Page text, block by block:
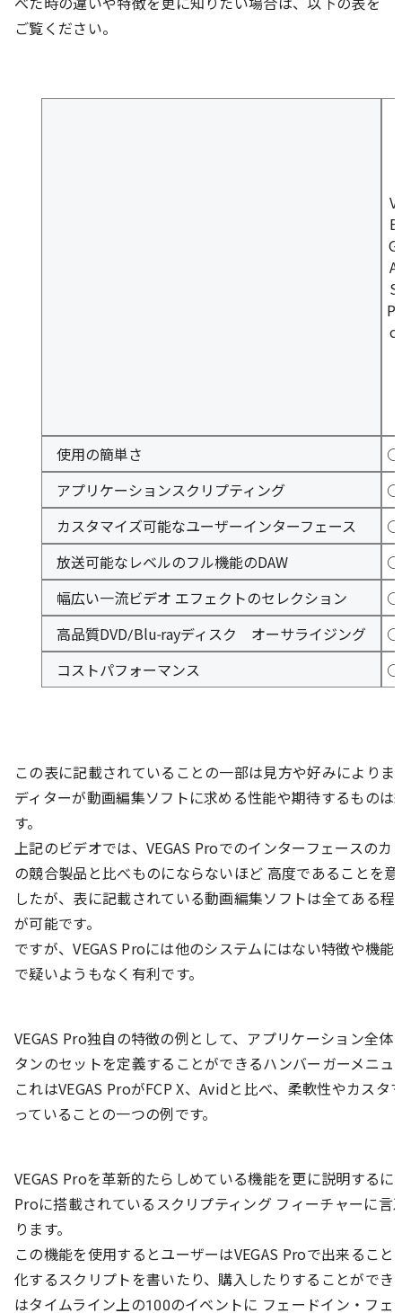
ご覧ください。
V
E
G
A
S
Pr
o
使用の簡単さ
○
アプリケーションスクリプティング
○
カスタマイズ可能なユーザーインターフェース
○
放送可能なレベルのフル機能のDAW
○
幅広い一流ビデオ エフェクトのセレクション
○
高品質DVD/Blu-rayディスク オーサライジング
○
コストパフォーマンス
○
この表に記載されていることの一部は見方や好みによりま
ディターが動画編集ソフトに求める性能や期待するものは
す。
上記のビデオでは、VEGAS Proでのインターフェースのカ
の競合製品と比べものにならないほど 高度であることを
したが、表に記載されている動画編集ソフトは全てある程
が可能です。
ですが、VEGAS Proには他のシステムにはない特徴や機能
で疑いようもなく有利です。
VEGAS Pro独自の特徴の例として、アプリケーション全体
タンのセットを定義することができるハンバーガーメニュ
これはVEGAS ProがFCP X、Avidと比べ、柔軟性やカスタ
っていることの一つの例です。
VEGAS Proを革新的たらしめている機能を更に説明するに
Proに搭載されているスクリプティング フィーチャーに言
ります。
この機能を使用するとユーザーはVEGAS Proで出来ること
化するスクリプトを書いたり、購入したりすることができ
はタイムライン上の100のイベントに フェードイン・フェ